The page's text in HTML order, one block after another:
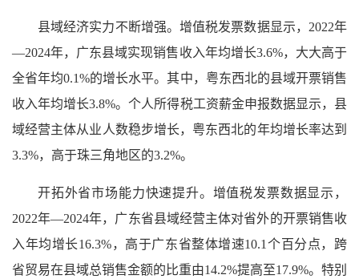
县域经济实力不断增强。增值税发票数据显示，2022年
—2024年，广东县域实现销售收入年均增长3.6%，大大高于
全省年均0.1%的增长水平。其中，粤东西北的县域开票销售
收入年均增长3.8%。个人所得税工资薪金申报数据显示，县
域经营主体从业人数稳步增长，粤东西北的年均增长率达到
3.3%，高于珠三角地区的3.2%。
开拓外省市场能力快速提升。增值税发票数据显示，
2022年—2024年，广东省县域经营主体对省外的开票销售收
入年均增长16.3%，高于广东省整体增速10.1个百分点，跨
省贸易在县域总销售金额的比重由14.2%提高至17.9%。特别